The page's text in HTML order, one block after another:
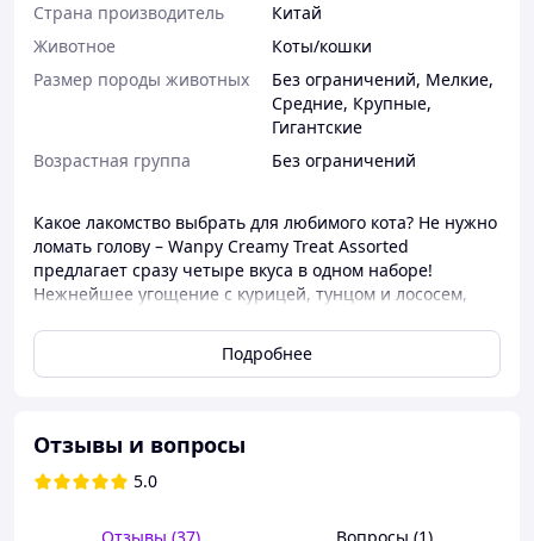
Страна производитель
Китай
Животное
Коты/кошки
Размер породы животных
Без ограничений, Мелкие,
Средние, Крупные,
Гигантские
Возрастная группа
Без ограничений
Какое лакомство выбрать для любимого кота? Не нужно
ломать голову – Wanpy Creamy Treat Assorted
предлагает сразу четыре вкуса в одном наборе!
Нежнейшее угощение с курицей, тунцом и лососем,
порадует даже самого привередливого кота.
В упаковке 50 стиков, так что можно угощать усатого
консервантов, ароматизаторов и красителей, его
можно давать даже котятам с 3-месячного возраста.
минимальное содержание жира (всего 0,1%). Это
Подробнее
Отзывы и вопросы
5.0